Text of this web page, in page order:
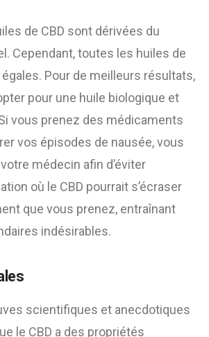
de CBD sont dérivées du
Cependant, toutes les huiles de
égales. Pour de meilleurs résultats,
pour une huile biologique et
vous prenez des médicaments
vos épisodes de nausée, vous
médecin afin d’éviter
où le CBD pourrait s’écraser
que vous prenez, entraînant
indésirables.
scientifiques et anecdotiques
le CBD a des propriétés